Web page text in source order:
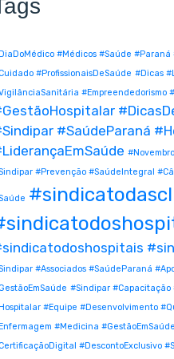
#Médicos #Saúde #Paraná
#ProfissionaisDeSaúde #Dicas
#Empreendedorismo
#SaúdeParaná
#Prevenção #SaúdeIntegral
#Associados #SaúdeParaná
#Sindipar #Capacitação
#Equipe #Desenvolvimento
#Medicina #GestãoEmSaúde
#DescontoExclusivo